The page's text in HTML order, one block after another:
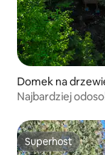
Domek na
Najbardziej
Superhost
Superhost